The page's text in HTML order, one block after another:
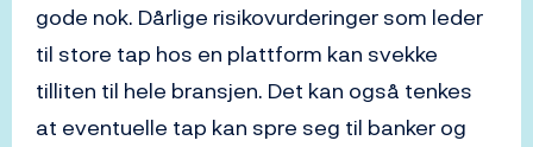
gode nok. Dårlige risikovurderinger som leder
til store tap hos en plattform kan svekke
tilliten til hele bransjen. Det kan også tenkes
at eventuelle tap kan spre seg til banker og